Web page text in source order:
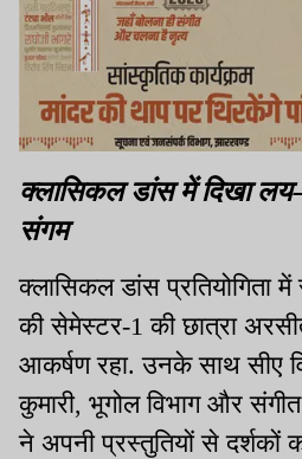
क्लासिकल डांस में दिखा
संगम
क्लासिकल डांस प्रतियोगिता में
की सेमेस्टर-1 की छात्रा
आकर्षण रहा. उनके साथ सीए
कुमारी, भूगोल विभाग और
ने अपनी प्रस्तुतियों से दर्शकों